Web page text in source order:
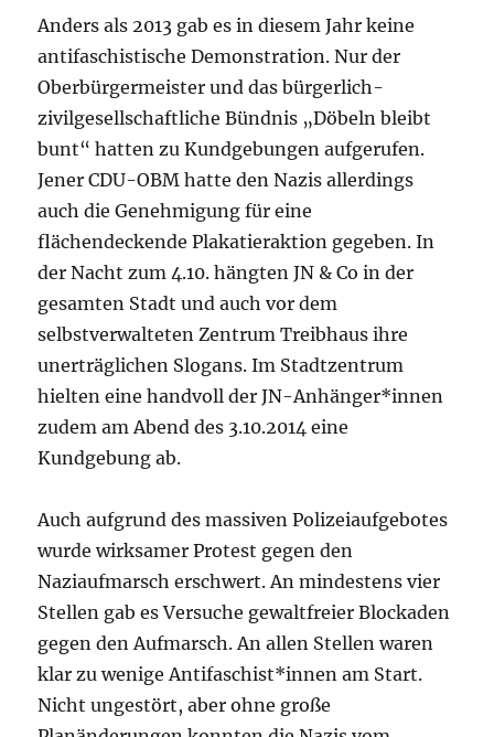
Anders als 2013 gab es in diesem Jahr keine
antifaschistische Demonstration. Nur der
Oberbürgermeister und das bürgerlich-
zivilgesellschaftliche Bündnis „Döbeln bleibt
bunt“ hatten zu Kundgebungen aufgerufen.
Jener CDU-OBM hatte den Nazis allerdings
auch die Genehmigung für eine
flächendeckende Plakatieraktion gegeben. In
der Nacht zum 4.10. hängten JN & Co in der
gesamten Stadt und auch vor dem
selbstverwalteten Zentrum Treibhaus ihre
unerträglichen Slogans. Im Stadtzentrum
hielten eine handvoll der JN-Anhänger*innen
zudem am Abend des 3.10.2014 eine
Kundgebung ab.
Auch aufgrund des massiven Polizeiaufgebotes
wurde wirksamer Protest gegen den
Naziaufmarsch erschwert. An mindestens vier
Stellen gab es Versuche gewaltfreier Blockaden
gegen den Aufmarsch. An allen Stellen waren
klar zu wenige Antifaschist*innen am Start.
Nicht ungestört, aber ohne große